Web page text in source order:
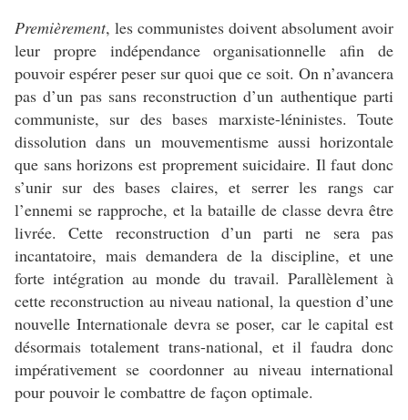
Premièrement, les communistes doivent absolument avoir
leur propre indépendance organisationnelle afin de
pouvoir espérer peser sur quoi que ce soit. On n’avancera
pas d’un pas sans reconstruction d’un authentique parti
communiste, sur des bases marxiste-léninistes. Toute
dissolution dans un mouvementisme aussi horizontale
que sans horizons est proprement suicidaire. Il faut donc
s’unir sur des bases claires, et serrer les rangs car
l’ennemi se rapproche, et la bataille de classe devra être
livrée. Cette reconstruction d’un parti ne sera pas
incantatoire, mais demandera de la discipline, et une
forte intégration au monde du travail. Parallèlement à
cette reconstruction au niveau national, la question d’une
nouvelle Internationale devra se poser, car le capital est
désormais totalement trans-national, et il faudra donc
impérativement se coordonner au niveau international
pour pouvoir le combattre de façon optimale.